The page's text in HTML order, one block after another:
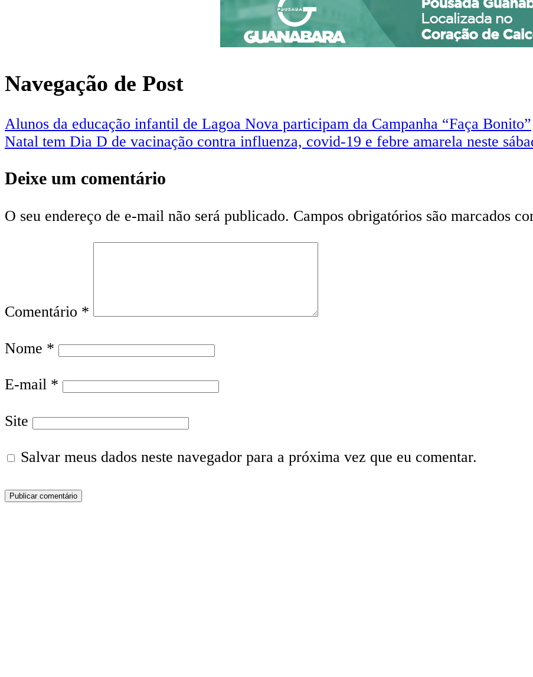
Navegação de Post
Alunos da educação infantil de Lagoa Nova participam da Campanha “Faça Bonito”
Natal tem Dia D de vacinação contra influenza, covid-19 e febre amarela neste
Deixe um comentário
O seu endereço de e-mail não será publicado. Campos obrigatórios são marcados
Comentário *
Nome *
E-mail *
Site
Salvar meus dados neste navegador para a próxima vez que eu comentar.